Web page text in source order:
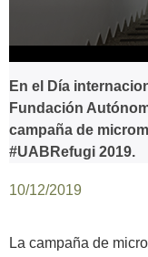
seconds
0
seconds
En el Día
Fundación
campaña de
#UABRefugi 2019.
10/12/2019
La campaña de